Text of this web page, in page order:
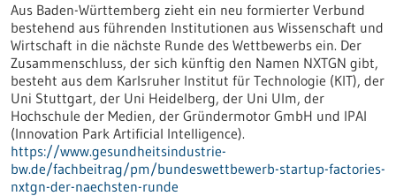
Aus Baden-Württemberg zieht ein neu formierter Verbund
bestehend aus führenden Institutionen aus Wissenschaft und
Wirtschaft in die nächste Runde des Wettbewerbs ein. Der
Zusammenschluss, der sich künftig den Namen NXTGN gibt,
besteht aus dem Karlsruher Institut für Technologie (KIT), der
Uni Stuttgart, der Uni Heidelberg, der Uni Ulm, der
Hochschule der Medien, der Gründermotor GmbH und IPAI
(Innovation Park Artificial Intelligence).
https://www.gesundheitsindustrie-
bw.de/fachbeitrag/pm/bundeswettbewerb-startup-factories-
nxtgn-der-naechsten-runde